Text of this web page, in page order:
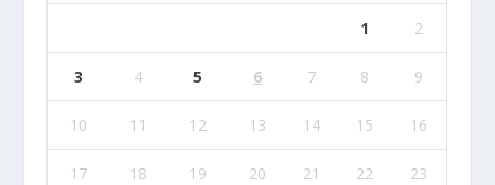
1 2
3 4 5 6 7 8 9
10 11 12 13 14 15 16
17 18 19 20 21 22 23